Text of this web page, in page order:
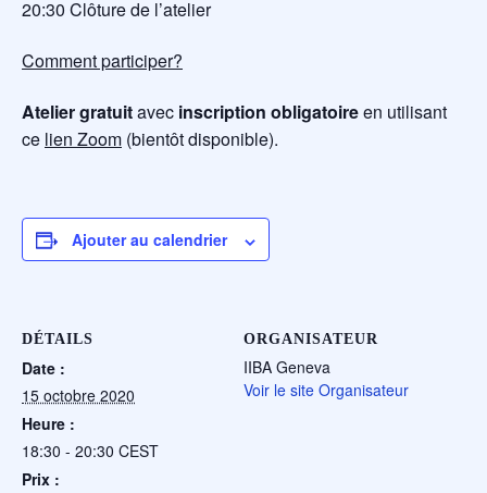
20:30 Clôture de l’atelier
Comment participer?
Atelier gratuitavec inscription obligatoireen utilisant
ce lien Zoom (bientôt disponible).
Ajouter au calendrier
DÉTAILS
Date :
15 octobre 2020
Heure :
18:30 - 20:30 CEST
Prix :
ORGANISATEUR
IIBA Geneva
Voir le site Organisateur